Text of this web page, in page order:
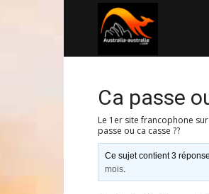
Ca passe
Le 1er site francophone
passe ou ca casse ??
Ce sujet contient 3
mois.